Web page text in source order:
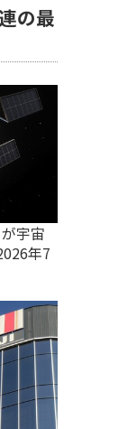
の最
宇宙
年7